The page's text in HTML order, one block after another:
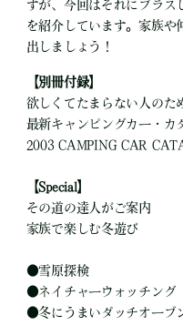
すが、今回はそれにプラス
を紹介しています。家族や
出しましょう！
【別冊付録】
欲しくてたまらない人のた
最新キャンピングカー・カ
2003 CAMPING CAR
【Special】
その道の達人がご案内
家族で楽しむ冬遊び
●雪原探検
●ネイチャーウォッチング
●冬にうまいダッチオーブ